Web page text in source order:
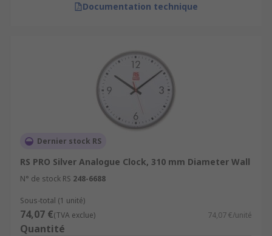
Documentation technique
Dernier stock RS
RS PRO Silver Analogue Clock, 310 mm Diameter Wall
N° de stock RS 248-6688
Sous-total (1 unité)
74,07 €(TVA exclue) 74,07 €/unité
Quantité